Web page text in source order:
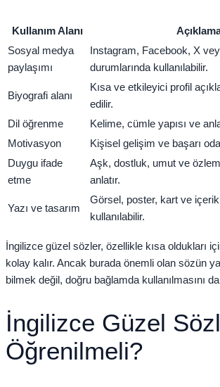
Kullanım Alanı
Sosyal medya
paylaşımı
Instagram, Facebook, X
durumlarında kullanılabilir.
Biyografi alanı
Kısa ve etkileyici profil
edilir.
Dil öğrenme
Kelime, cümle yapısı ve
Motivasyon
Kişisel gelişim ve başarı
Duygu ifade
etme
Aşk, dostluk, umut ve
anlatır.
Yazı ve tasarım
Görsel, poster, kart ve içerik
kullanılabilir.
İngilizce güzel sözler, özellikle kısa oldukları
kolay kalır. Ancak burada önemli olan sözün
bilmek değil, doğru bağlamda kullanılmasını
İngilizce Güzel
Öğrenilmeli?